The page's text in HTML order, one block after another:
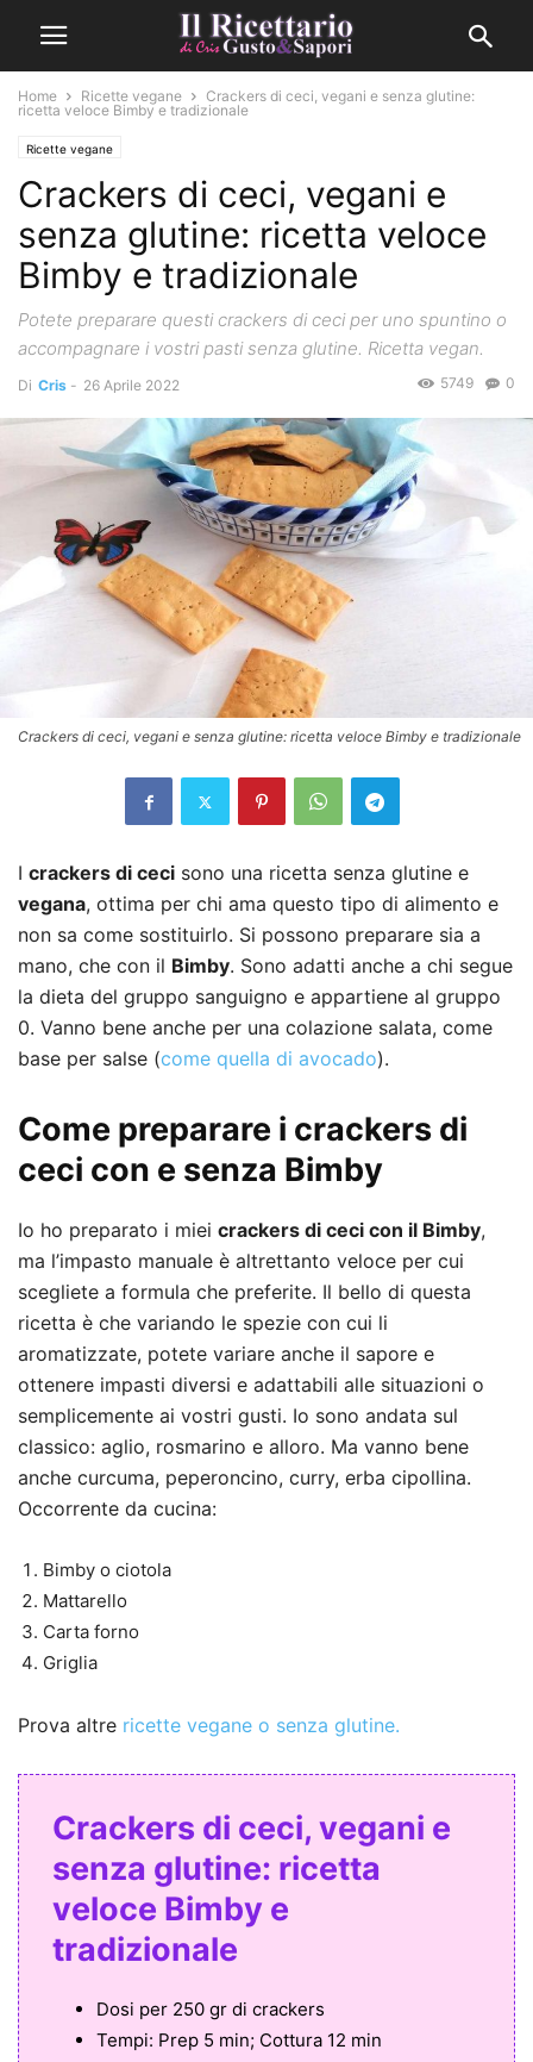
Home Ricette vegane
Crackers di ceci, vegani e senza glutine:
ricetta veloce Bimby e tradizionale
Ricette vegane
Crackers di ceci, vegani e
senza glutine: ricetta veloce
Bimby e tradizionale
Potete preparare questi crackers di ceci per uno spuntino o
accompagnare i vostri pasti senza glutine. Ricetta vegan.
Di Cris - 26 Aprile 2022 0
5749
Crackers di ceci, vegani e senza glutine: ricetta veloce Bimby e tradizionale
I crackers di ceci sono una ricetta senza glutine e
vegana, ottima per chi ama questo tipo di alimento e
non sa come sostituirlo. Si possono preparare sia a
mano, che con il Bimby. Sono adatti anche a chi segue
la dieta del gruppo sanguigno e appartiene al gruppo
0. Vanno bene anche per una colazione salata, come
base per salse (come quella di avocado).
Come preparare i crackers di
ceci con e senza Bimby
Io ho preparato i miei crackers di ceci con il Bimby,
ma l’impasto manuale è altrettanto veloce per cui
scegliete a formula che preferite. Il bello di questa
ricetta è che variando le spezie con cui li
aromatizzate, potete variare anche il sapore e
ottenere impasti diversi e adattabili alle situazioni o
semplicemente ai vostri gusti. Io sono andata sul
classico: aglio, rosmarino e alloro. Ma vanno bene
anche curcuma, peperoncino, curry, erba cipollina.
Occorrente da cucina:
Bimby o ciotola
Mattarello
Carta forno
Griglia
Prova altre ricette vegane o senza glutine.
Crackers di ceci, vegani e
senza glutine: ricetta
veloce Bimby e
tradizionale
Dosi per 250 gr di crackers
Tempi: Prep 5 min; Cottura 12 min